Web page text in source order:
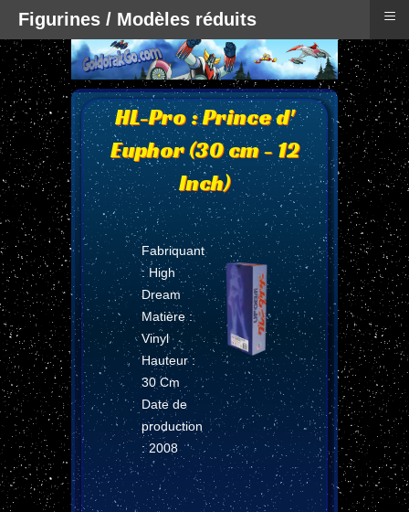
HL-Pro : Prince d'
Euphor (30 cm - 12
Inch)
Fabriquant
: High
Dream
Matière :
Vinyl
Hauteur :
30 Cm
Date de
production
: 2008
Figurines / Modèles réduits ≡